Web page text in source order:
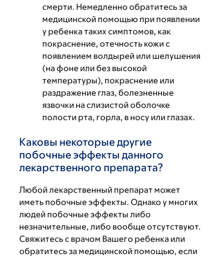
смерти. Немедленно обратитесь за
медицинской помощью при появлении
у ребенка таких симптомов, как
покраснение, отечность кожи с
появлением волдырей или шелушения
(на фоне или без высокой
температуры), покраснение или
раздражение глаз, болезненные
язвочки на слизистой оболочке
полости рта, горла, в носу или глазах.
Каковы некоторые другие
побочные эффекты данного
лекарственного препарата?
Любой лекарственный препарат может
иметь побочные эффекты. Однако у многих
людей побочные эффекты либо
незначительные, либо вообще отсутствуют.
Свяжитесь с врачом Вашего ребенка или
обратитесь за медицинской помощью, если